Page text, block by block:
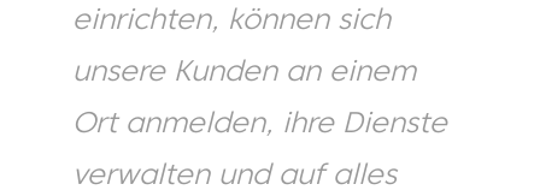
einrichten, können sich
unsere Kunden an einem
Ort anmelden, ihre Dienste
verwalten und auf alles